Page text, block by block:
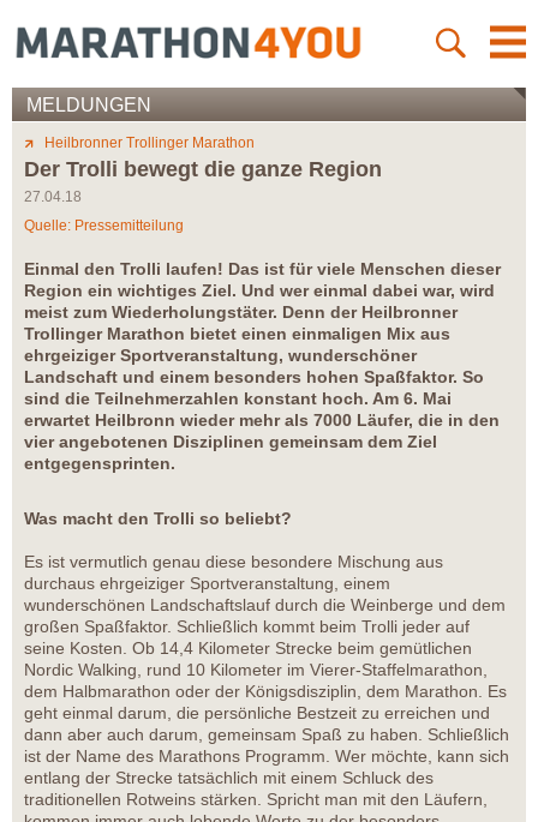
MELDUNGEN
Heilbronner Trollinger Marathon
Der Trolli bewegt die ganze Region
27.04.18
Quelle: Pressemitteilung
Einmal den Trolli laufen! Das ist für viele Menschen dieser
Region ein wichtiges Ziel. Und wer einmal dabei war, wird
meist zum Wiederholungstäter. Denn der Heilbronner
Trollinger Marathon bietet einen einmaligen Mix aus
ehrgeiziger Sportveranstaltung, wunderschöner
Landschaft und einem besonders hohen Spaßfaktor. So
sind die Teilnehmerzahlen konstant hoch. Am 6. Mai
erwartet Heilbronn wieder mehr als 7000 Läufer, die in den
vier angebotenen Disziplinen gemeinsam dem Ziel
entgegensprinten.
Was macht den Trolli so beliebt?
Es ist vermutlich genau diese besondere Mischung aus
durchaus ehrgeiziger Sportveranstaltung, einem
wunderschönen Landschaftslauf durch die Weinberge und dem
großen Spaßfaktor. Schließlich kommt beim Trolli jeder auf
seine Kosten. Ob 14,4 Kilometer Strecke beim gemütlichen
Nordic Walking, rund 10 Kilometer im Vierer-Staffelmarathon,
dem Halbmarathon oder der Königsdisziplin, dem Marathon. Es
geht einmal darum, die persönliche Bestzeit zu erreichen und
dann aber auch darum, gemeinsam Spaß zu haben. Schließlich
ist der Name des Marathons Programm. Wer möchte, kann sich
entlang der Strecke tatsächlich mit einem Schluck des
traditionellen Rotweins stärken. Spricht man mit den Läufern,